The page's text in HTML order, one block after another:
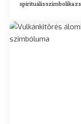
spirituálisszimbolika